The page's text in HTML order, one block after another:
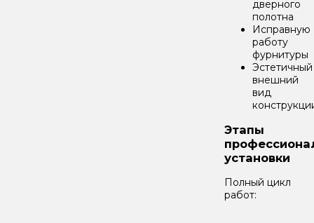
дверного
полотна
Исправную
работу
фурнитуры
Эстетичный
внешний
вид
Этапы
установки
Полный цикл
работ: